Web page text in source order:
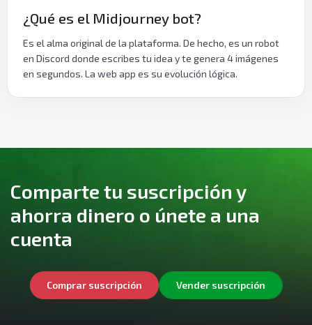
¿Qué es el Midjourney bot?
Es el alma original de la plataforma. De hecho, es un robot
en Discord donde escribes tu idea y te genera 4 imágenes
en segundos. La web app es su evolución lógica.
Comparte tu suscripción y
ahorra dinero o únete a una
cuenta
Comprar suscripción Vender suscripción